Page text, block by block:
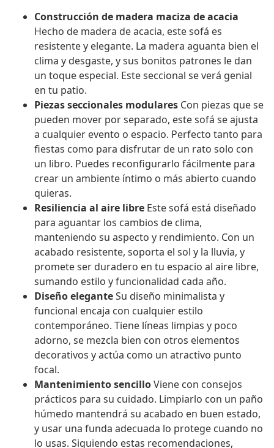
Construcción de madera maciza de acacia
Hecho de madera de acacia, este sofá es
resistente y elegante. La madera aguanta bien el
clima y desgaste, y sus bonitos patrones le dan
un toque especial. Este seccional se verá genial
en tu patio.
Piezas seccionales modulares Con piezas que se
pueden mover por separado, este sofá se ajusta
a cualquier evento o espacio. Perfecto tanto para
fiestas como para disfrutar de un rato solo con
un libro. Puedes reconfigurarlo fácilmente para
crear un ambiente íntimo o más abierto cuando
quieras.
Resiliencia al aire libre Este sofá está diseñado
para aguantar los cambios de clima,
manteniendo su aspecto y rendimiento. Con un
acabado resistente, soporta el sol y la lluvia, y
promete ser duradero en tu espacio al aire libre,
sumando estilo y funcionalidad cada año.
Diseño eleganteSu diseño minimalista y
funcional encaja con cualquier estilo
contemporáneo. Tiene líneas limpias y poco
adorno, se mezcla bien con otros elementos
decorativos y actúa como un atractivo punto
focal.
Mantenimiento sencilloViene con consejos
prácticos para su cuidado. Limpiarlo con un paño
húmedo mantendrá su acabado en buen estado,
y usar una funda adecuada lo protege cuando no
lo usas. Siguiendo estas recomendaciones,